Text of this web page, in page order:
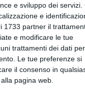
e sviluppo dei servizi.
e
1733 partner il
e modificare le tue
trattamenti dei dati
Le tue preferenze si
il consenso in
pagina web.